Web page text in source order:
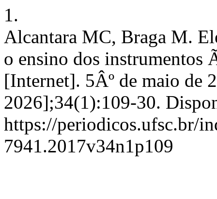
1.
Alcantara MC, Braga M.
o ensino dos instrumentos
[Internet]. 5Âº de maio de
2026];34(1):109-30.
https://periodicos.ufsc.br/
7941.2017v34n1p109